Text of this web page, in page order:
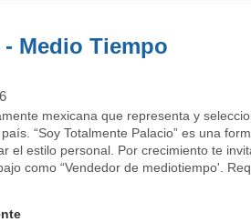
Medio Tiempo
mexicana que representa y
“Soy Totalmente Palacio” es una
el estilo personal. Por crecimiento te
como “Vendedor de mediotiempo'.